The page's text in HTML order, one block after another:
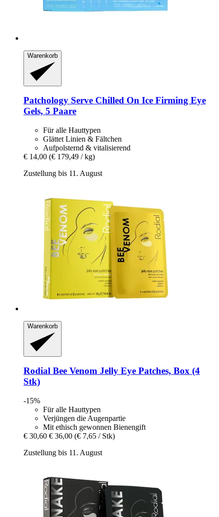
Warenkorb
Patchology Serve Chilled On Ice Firming Eye
Gels, 5 Paare
Für alle Hauttypen
Glättet Linien & Fältchen
Aufpolsternd & vitalisierend
€ 14,00 (€ 179,49 / kg)
Zustellung bis 11. August
Warenkorb
Rodial Bee Venom Jelly Eye Patches, Box (4
Stk)
-15%
Für alle Hauttypen
Verjüngen die Augenpartie
Mit ethisch gewonnen Bienengift
€ 30,60 € 36,00 (€ 7,65 / Stk)
Zustellung bis 11. August